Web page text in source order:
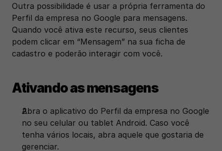
Outra possibilidade é usar a própria ferramenta do
Perfil da empresa no Google para mensagens.
Quando você ativa este recurso, seus clientes
podem clicar em “Mensagem” na sua ficha de
cadastro e poderão interagir com você.
Ativando as mensagens
Abra o aplicativo do Perfil da empresa no Google
no seu celular ou tablet Android. Caso você
tenha vários locais, abra aquele que gostaria de
gerenciar.